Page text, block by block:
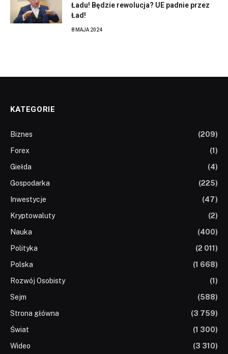
Ładu! Będzie rewolucja? UE padnie przez
Ład!
8 MAJA 2024
KATEGORIE
Biznes
(209)
Forex
(1)
Giełda
(4)
Gospodarka
(225)
Inwestycje
(47)
Kryptowaluty
(2)
Nauka
(400)
Polityka
(2 011)
Polska
(1 668)
Rozwój Osobisty
(1)
Sejm
(588)
Strona główna
(3 759)
Świat
(1 300)
Wideo
(3 310)